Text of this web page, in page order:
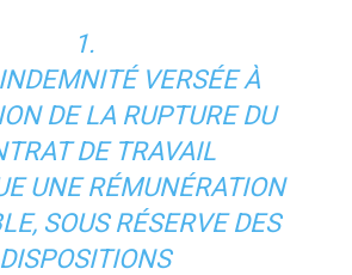
1.
VERSÉE À
DE LA RUPTURE DU
DE TRAVAIL
UNE RÉMUNÉRATION
SOUS RÉSERVE DES
DISPOSITIONS